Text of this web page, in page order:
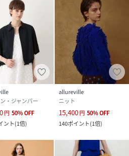
・ジャンパー
円 50%OFF
ント(1倍)
allureville
ニット
15,400円 50%OFF
140ポイント(1倍)